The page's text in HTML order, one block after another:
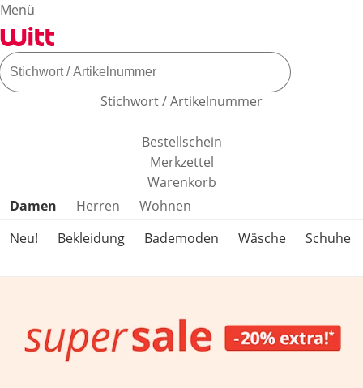
Menü
Stichwort / Artikelnummer
Bestellschein
Merkzettel
Warenkorb
Produktkategorien überspringen
Damen Herren
Wohnen
Neu!
Bekleidung Bademoden Wäsche Schuhe